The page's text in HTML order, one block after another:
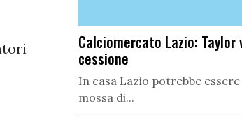
Calciomercato Lazio: Taylor
cessione
In casa Lazio potrebbe
mossa di...